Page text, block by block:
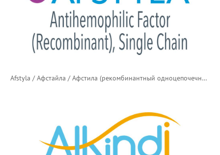
Afstyla / Афстайла / Афстила (рекомбинантный одноцепочечный антигемофильный фактор)